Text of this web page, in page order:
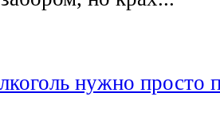
нужно просто